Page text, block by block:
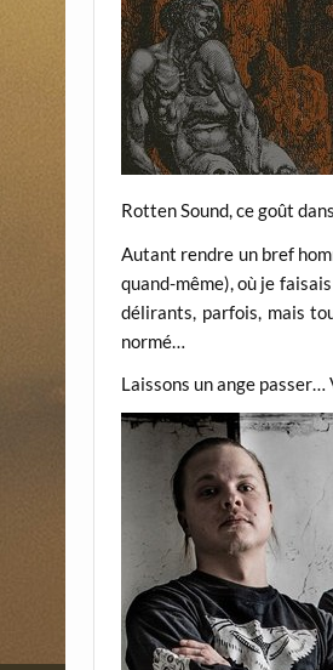
Rotten Sound, ce goût
Autant rendre un bref
quand-même), où je
délirants, parfois, mais
normé…
Laissons un ange passer…